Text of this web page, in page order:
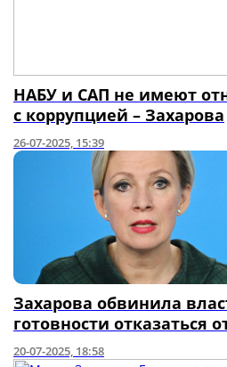
НАБУ и САП не имеют
с коррупцией – Захарова
26-07-2025, 15:39
Захарова обвинила
готовности отказаться
20-07-2025, 18:58